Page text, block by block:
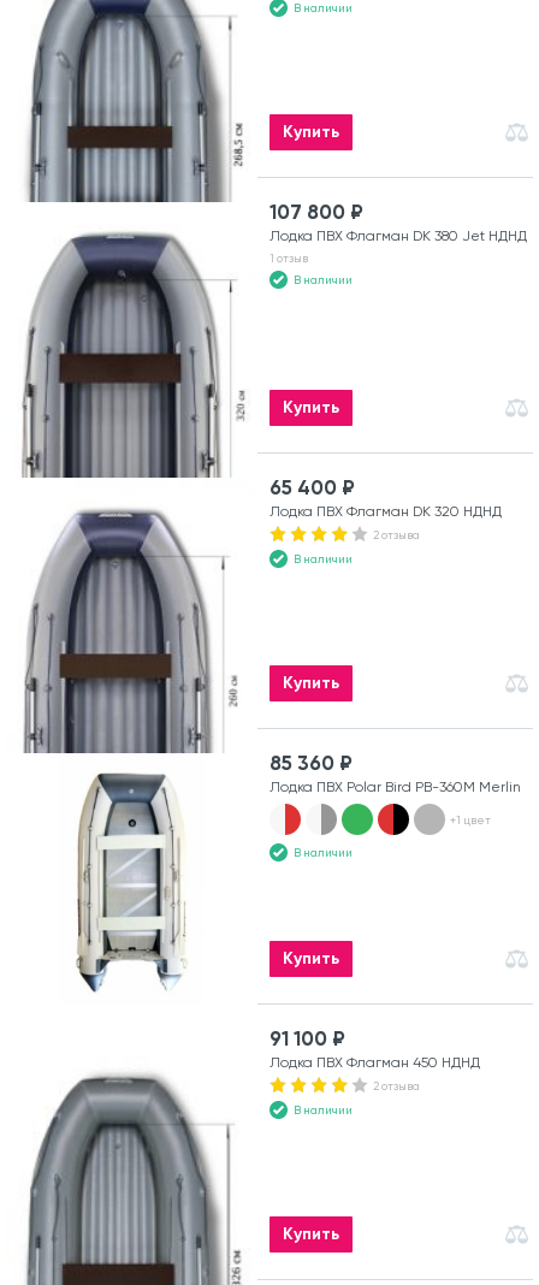
В наличии
Купить
107 800 ₽
Лодка ПВХ Флагман DK 380 Jet НДНД
1 отзыв
В наличии
Купить
65 400 ₽
Лодка ПВХ Флагман DK 320 НДНД
2 отзыва
В наличии
Купить
85 360 ₽
Лодка ПВХ Polar Bird PB-360M Merlin
+1 цвет
В наличии
Купить
91 100 ₽
Лодка ПВХ Флагман 450 НДНД
2 отзыва
В наличии
Купить